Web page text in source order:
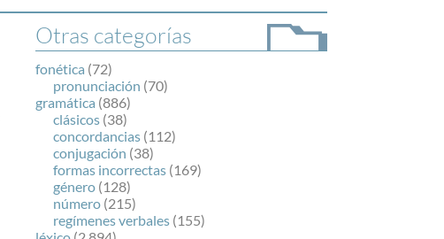
la Agencia Efe y la Real Academia Española,
cuyo objetivo es colaborar con el buen uso del
español en los medios de comunicación y en
Internet.
Otras categorías
fonética (72)
pronunciación (70)
gramática (886)
clásicos (38)
concordancias (112)
conjugación (38)
formas incorrectas (169)
género (128)
número (215)
regímenes verbales (155)